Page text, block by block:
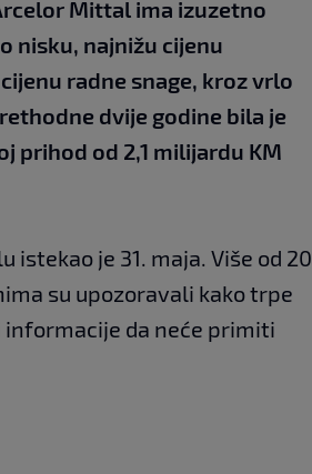
Mittal ima izuzetno
nisku, najnižu cijenu
radne snage, kroz vrlo
dvije godine bila je
prihod od 2,1 milijardu KM
je 31. maja. Više od 20
su upozoravali kako trpe
informacije da neće primiti